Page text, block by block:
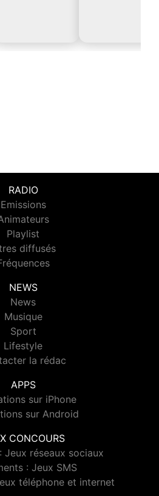
RADIO
Emissions
Playlist
diffusés
NEWS
News
Musique
Sport
Lifestyle
la rédac
APPS
sur iPhone
sur Android
CONCOURS
Jeux réseaux sociaux
: Jeux SMS
téléphone et internet